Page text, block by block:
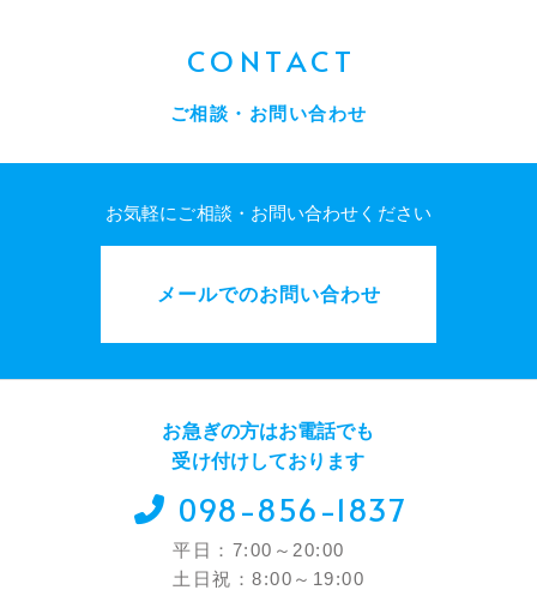
CONTACT
ご相談・お問い合わせ
お気軽にご相談・お問い合わせください
メールでのお問い合わせ
お急ぎの方はお電話でも
受け付けしております
098-856-1837
平日：7:00～20:00
土日祝：8:00～19:00